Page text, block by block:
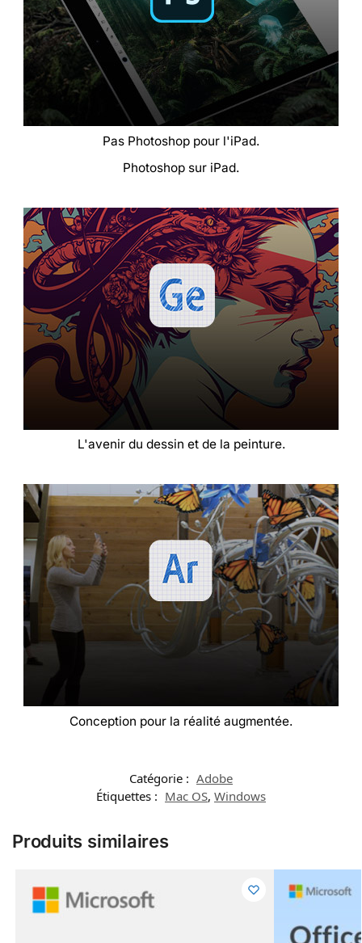
Pas Photoshop pour l'iPad.
Photoshop sur iPad.
L'avenir du dessin et de la peinture.
Conception pour la réalité augmentée.
Catégorie : Adobe
Étiquettes : Mac OS, Windows
Produits similaires